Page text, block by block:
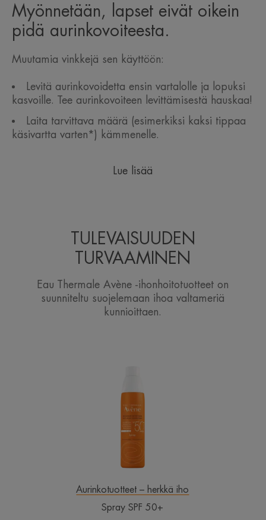
Myönnetään, lapset eivät oikein
pidä aurinkovoiteesta.
Muutamia vinkkejä sen käyttöön:
Levitä aurinkovoidetta ensin vartalolle ja lopuksi
kasvoille. Tee aurinkovoiteen levittämisestä hauskaa!
Laita tarvittava määrä (esimerkiksi kaksi tippaa
käsivartta varten*) kämmenelle.
Lue lisää
TULEVAISUUDEN
TURVAAMINEN
Eau Thermale Avène -ihonhoitotuotteet on
suunniteltu suojelemaan ihoa valtameriä
kunnioittaen.
50+
Aurinkotuotteet – herkkä iho
Spray SPF 50+